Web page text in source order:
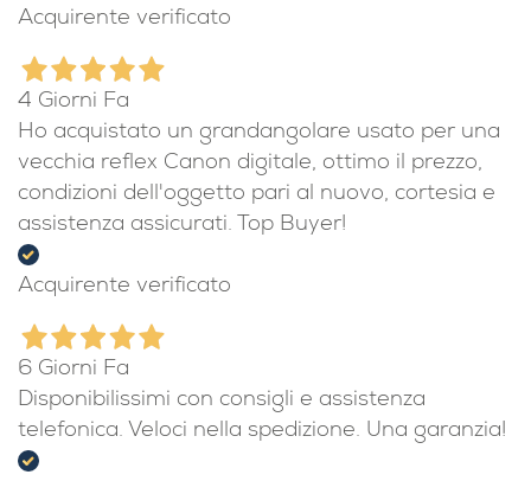
Acquirente verificato
4 Giorni Fa
Ho acquistato un grandangolare usato per una
vecchia reflex Canon digitale, ottimo il prezzo,
condizioni dell'oggetto pari al nuovo, cortesia e
assistenza assicurati. Top Buyer!
Acquirente verificato
6 Giorni Fa
Disponibilissimi con consigli e assistenza
telefonica. Veloci nella spedizione. Una garanzia!